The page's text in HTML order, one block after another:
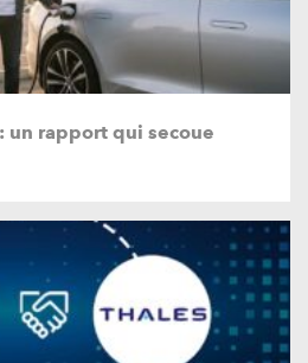
un rapport qui secoue